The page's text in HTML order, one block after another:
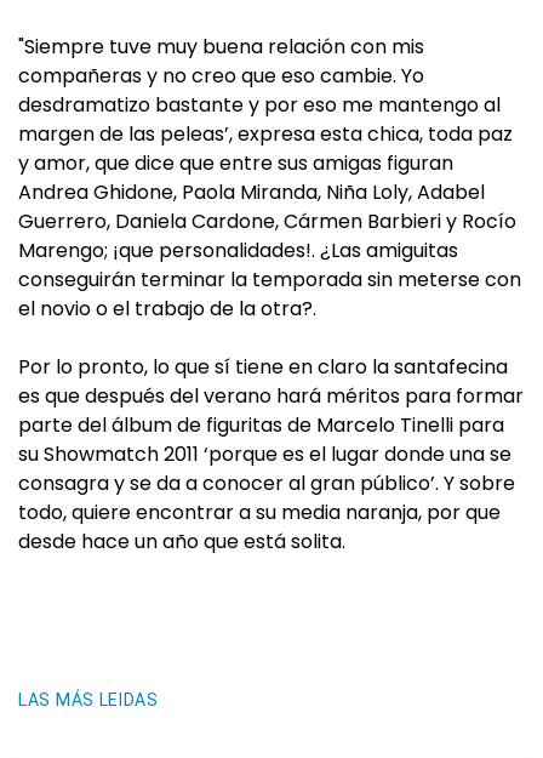
"Siempre tuve muy buena relación con mis
compañeras y no creo que eso cambie. Yo
desdramatizo bastante y por eso me mantengo al
margen de las peleas’, expresa esta chica, toda paz
y amor, que dice que entre sus amigas figuran
Andrea Ghidone, Paola Miranda, Niña Loly, Adabel
Guerrero, Daniela Cardone, Cármen Barbieri y Rocío
Marengo; ¡que personalidades!. ¿Las amiguitas
conseguirán terminar la temporada sin meterse con
el novio o el trabajo de la otra?.
Por lo pronto, lo que sí tiene en claro la santafecina
es que después del verano hará méritos para formar
parte del álbum de figuritas de Marcelo Tinelli para
su Showmatch 2011 ‘porque es el lugar donde una se
consagra y se da a conocer al gran público’. Y sobre
todo, quiere encontrar a su media naranja, por que
desde hace un año que está solita.
LAS MÁS LEIDAS